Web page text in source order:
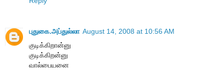
புதுகை.அப்துல்லா August 14, 2008 at 10:56 AM
குடிக்கிறான்னு
குடிக்கிறன்னு
வால்பையனை